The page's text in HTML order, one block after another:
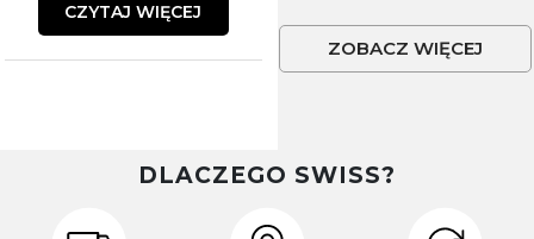
CZYTAJ WIĘCEJ
ZOBACZ WIĘCEJ
DLACZEGO SWISS?